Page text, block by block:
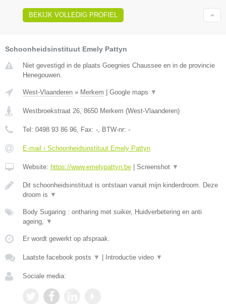
BEKIJK VOLLEDIG PROFIEL
Schoonheidsinstituut Emely Pattyn
Niet gevestigd in de plaats Goegnies Chaussee en in de provincie
Henegouwen.
West-Vlaanderen » Merkem Google maps ▼
Westbroekstraat 26, 8650 Merkem (West-Vlaanderen)
Tel: 0498 93 86 96, Fax: -, BTW-nr: -
E-mail › Schoonheidsinstituut Emely Pattyn
Website: https://www.emelypattyn.be Screenshot ▼
Dit schoonheidsinstituut is ontstaan vanuit mijn kinderdroom. Deze
droom is ▼
Body Sugaring : ontharing met suiker, Huidverbetering en anti
ageing, ▼
Er wordt gewerkt op afspraak.
Laatste facebook posts ▼ Introductie video ▼
Sociale media: